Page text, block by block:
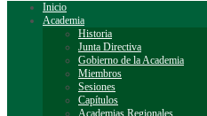
Inicio
Academia
Historia
Junta Directiva
Gobierno de la Academia
Miembros
Sesiones
Capítulos